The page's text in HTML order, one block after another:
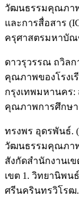
วัฒนธรรมคุณภาพ
และการสื่อสาร
ครุศาสตรมหาบัณ
ดาวรุวรรณ ถวิล
คุณภาพของโรงเ
กรุงเทพมหานคร:
คุณภาพการศึกษา
ทรงพร อุดรพันธ์.
วัฒนธรรมคุณภาพ
สังกัดสำนักงานเ
เขต 1. วิทยานิพ
ศรีนครินทรวิโรฒ.